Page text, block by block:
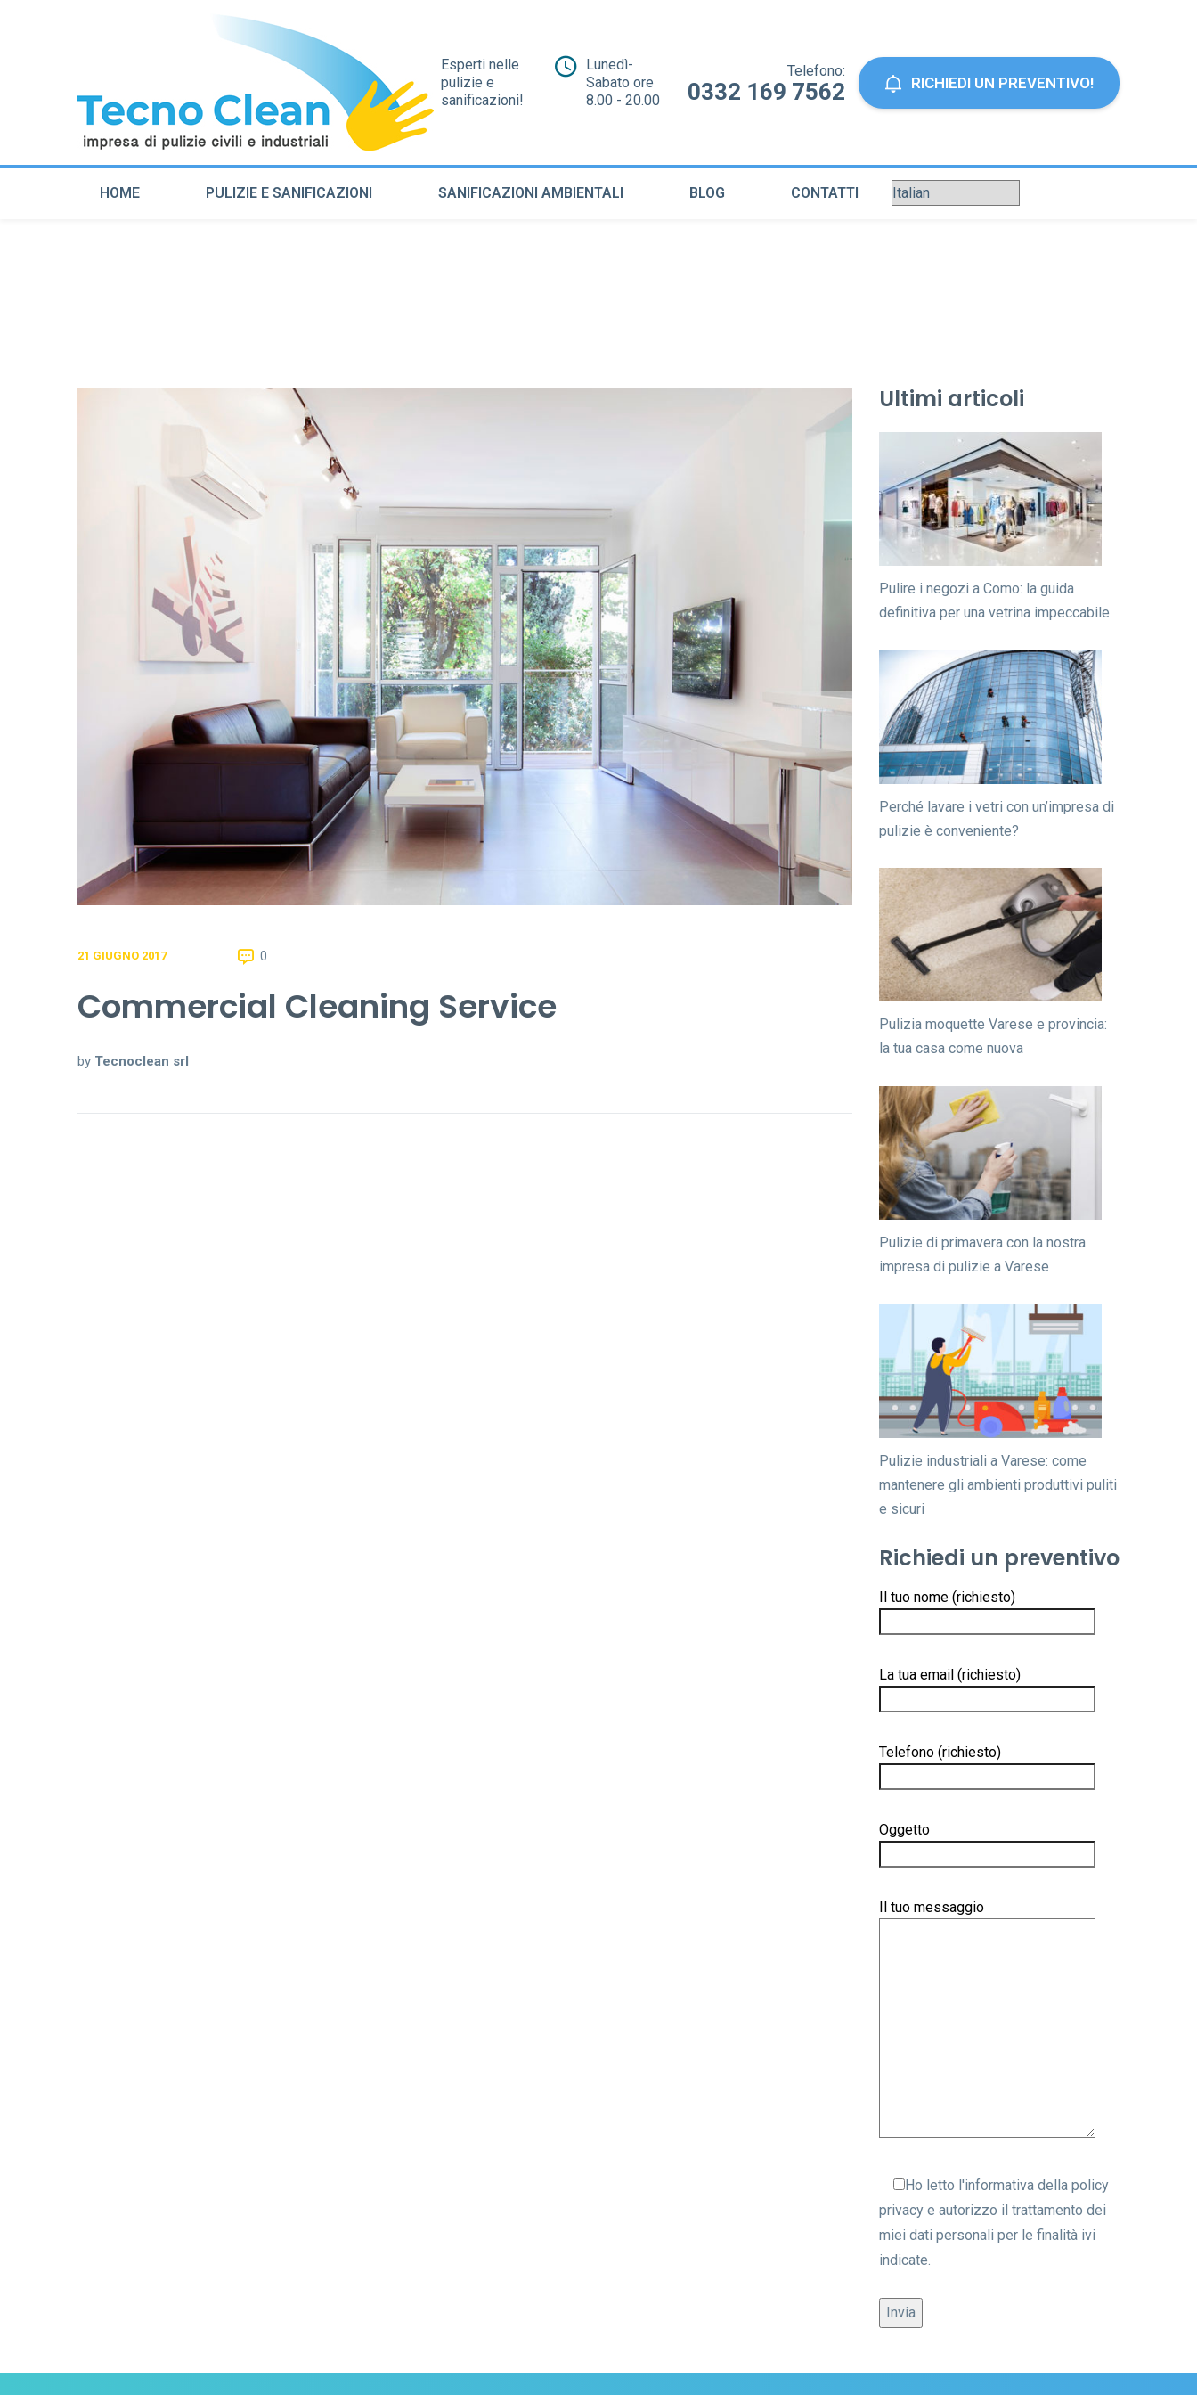
Esperti nelle
pulizie e
sanificazioni!
Lunedì-
Sabato ore
8.00 - 20.00
Telefono:
0332 169 7562 RICHIEDI UN PREVENTIVO!
HOME PULIZIE E SANIFICAZIONI SANIFICAZIONI AMBIENTALI BLOG CONTATTI
21 GIUGNO 2017 0
Commercial Cleaning Service
by Tecnoclean srl
Ultimi articoli
Pulire i negozi a Como: la guida
definitiva per una vetrina impeccabile
Perché lavare i vetri con un’impresa di
pulizie è conveniente?
Pulizia moquette Varese e provincia:
la tua casa come nuova
Pulizie di primavera con la nostra
impresa di pulizie a Varese
Pulizie industriali a Varese: come
mantenere gli ambienti produttivi puliti
e sicuri
Richiedi un preventivo
Il tuo nome (richiesto)
La tua email (richiesto)
Telefono (richiesto)
Oggetto
Il tuo messaggio
Ho letto l'informativa della policy
privacy e autorizzo il trattamento dei
miei dati personali per le finalità ivi
indicate.